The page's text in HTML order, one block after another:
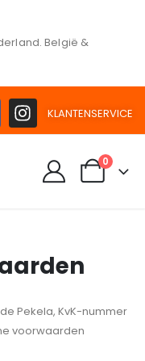
België &
KLANTENSERVICE
0
Pekela, KvK-nummer
voorwaarden